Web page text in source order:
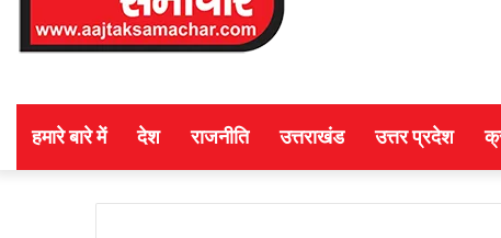
हमारे बारे में देश राजनीति उत्तराखंड उत्तर प्रदेश